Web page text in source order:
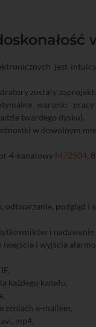
jest
zostały
warunki
twardego dysku).
w dowolnym
4-kanałowy M72504,
odtwarzanie, podgląd i
i
(wejścia i wyjścia
każdego kanału,
e-mailem,
mp4,